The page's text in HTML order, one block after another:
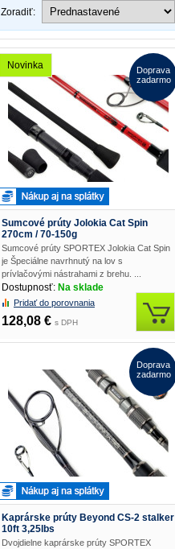
Zoradiť:
Novinka
Sumcové prúty Jolokia Cat Spin
270cm / 70-150g
Sumcové prúty SPORTEX Jolokia Cat Spin
je Špeciálne navrhnutý na lov s
prívlačovými nástrahami z brehu. ...
Dostupnosť: Na sklade
Pridať do porovnania
128,08 € s DPH
Doprava
zadarmo
Kaprárske prúty Beyond CS-2 stalker
10ft 3,25lbs
Dvojdielne kaprárske prúty SPORTEX
Doprava
zadarmo